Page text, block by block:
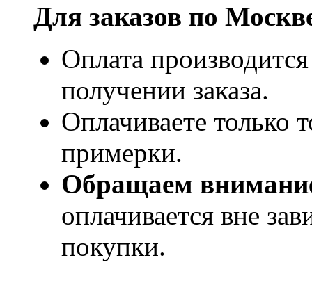
Для заказов по
Оплата
получении заказа.
Оплачиваете только
примерки.
Обращаем
оплачивается вне
покупки.